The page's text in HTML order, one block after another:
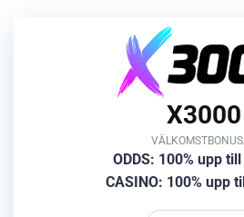
X3000
ODDS: 100% upp
CASINO: 100% upp